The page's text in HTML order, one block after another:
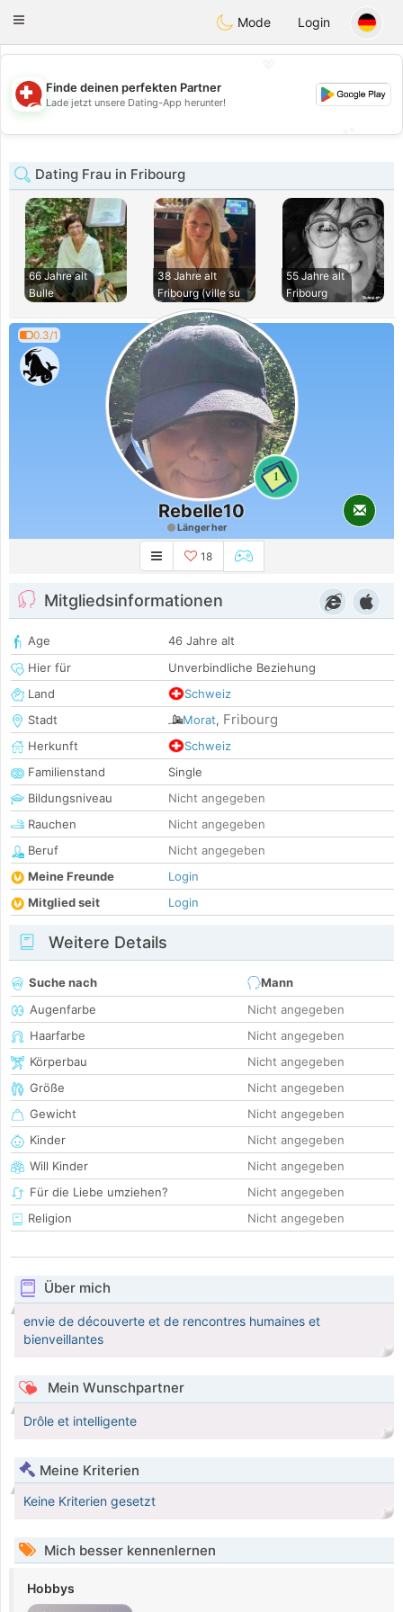
Suissi
Toggle
Mode Login
💖
💕
Finde deinen perfekten Partner
Lade jetzt unsere Dating-App herunter!
Dating Frau in Fribourg
66 Jahre alt
Bulle
38 Jahre alt
Fribourg (ville su
55 Jahre alt
Fribourg
0.3/1
1
Rebelle10
Länger her
18
Mitgliedsinformationen
Age
46 Jahre alt
Hier für
Unverbindliche Beziehung
Land
Schweiz
Stadt
Morat, Fribourg
Herkunft
Schweiz
Familienstand
Single
Bildungsniveau
Nicht angegeben
Rauchen
Nicht angegeben
Beruf
Nicht angegeben
Meine Freunde
Login
Mitglied seit
Login
Weitere Details
Suche nach
Mann
Augenfarbe
Nicht angegeben
Haarfarbe
Nicht angegeben
Körperbau
Nicht angegeben
Größe
Nicht angegeben
Gewicht
Nicht angegeben
Kinder
Nicht angegeben
Will Kinder
Nicht angegeben
Für die Liebe umziehen?
Nicht angegeben
Religion
Nicht angegeben
Über mich
envie de découverte et de rencontres humaines et
bienveillantes
Mein Wunschpartner
Drôle et intelligente
Meine Kriterien
Keine Kriterien gesetzt
Mich besser kennenlernen
Hobbys